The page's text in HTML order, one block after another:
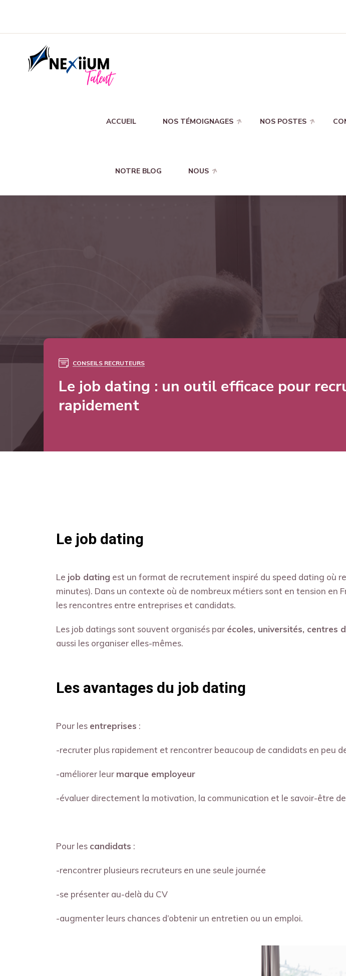
ACCUEIL NOS TÉMOIGNAGES NOS POSTES
NOTRE BLOG NOUS
CONSEILS RECRUTEURS
Le job dating : un outil efficace pour
rapidement
Le job dating
Le job dating est un format de recrutement inspiré du speed dating où
minutes). Dans un contexte où de nombreux métiers sont en tension
les rencontres entre entreprises et candidats.
Les job datings sont souvent organisés par écoles, universités, centres
aussi les organiser elles-mêmes.
Les avantages du job dating
Pour les entreprises :
-recruter plus rapidement et rencontrer beaucoup de candidats en peu
-améliorer leur marque employeur
-évaluer directement la motivation, la communication et le savoir-être
Pour les candidats :
-rencontrer plusieurs recruteurs en une seule journée
-se présenter au-delà du CV
-augmenter leurs chances d’obtenir un entretien ou un emploi.